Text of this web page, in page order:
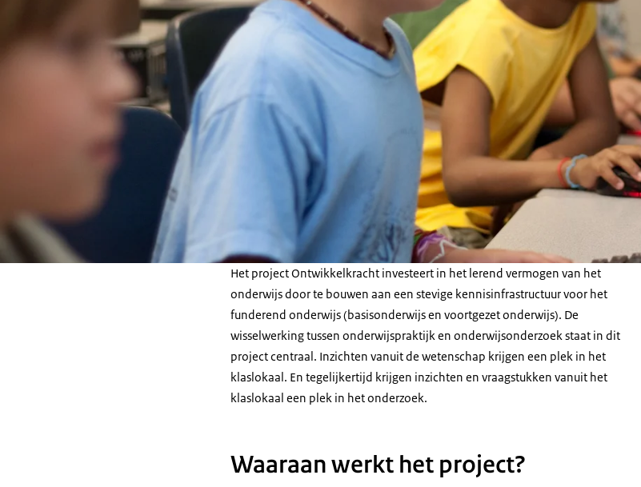
Het project Ontwikkelkracht investeert in het lerend vermogen van het
onderwijs door te bouwen aan een stevige kennisinfrastructuur voor het
funderend onderwijs (basisonderwijs en voortgezet onderwijs). De
wisselwerking tussen onderwijspraktijk en onderwijsonderzoek staat in dit
project centraal. Inzichten vanuit de wetenschap krijgen een plek in het
klaslokaal. En tegelijkertijd krijgen inzichten en vraagstukken vanuit het
klaslokaal een plek in het onderzoek.
Waaraan werkt het project?